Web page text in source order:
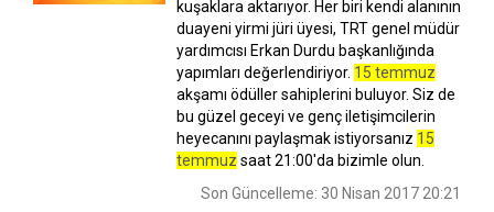
kuşaklara aktarıyor. Her biri kendi alanının
duayeni yirmi jüri üyesi, TRT genel müdür
yardımcısı Erkan Durdu başkanlığında
yapımları değerlendiriyor. 15 temmuz
akşamı ödüller sahiplerini buluyor. Siz de
bu güzel geceyi ve genç iletişimcilerin
heyecanını paylaşmak istiyorsanız 15
temmuz saat 21:00'da bizimle olun.
Son Güncelleme: 30 Nisan 2017 20:21